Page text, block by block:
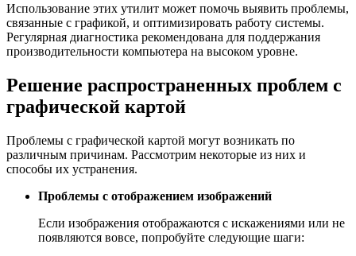
Использование этих утилит может помочь выявить проблемы,
связанные с графикой, и оптимизировать работу системы.
Регулярная диагностика рекомендована для поддержания
производительности компьютера на высоком уровне.
Решение распространенных проблем с
графической картой
Проблемы с графической картой могут возникать по
различным причинам. Рассмотрим некоторые из них и
способы их устранения.
Проблемы с отображением изображений
Если изображения отображаются с искажениями или не
появляются вовсе, попробуйте следующие шаги: